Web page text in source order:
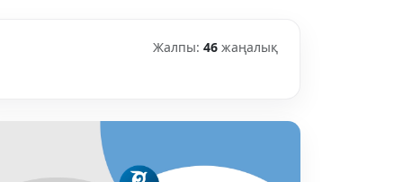
Жалпы: 46 жаңалық